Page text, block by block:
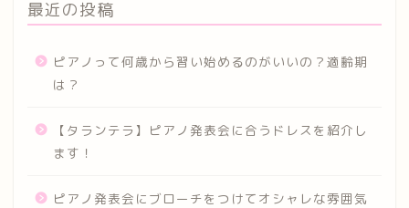
最近の投稿
ピアノって何歳から習い始めるのがいいの？適齢期
は？
【タランテラ】ピアノ発表会に合うドレスを紹介し
ます！
ピアノ発表会にブローチをつけてオシャレな雰囲気